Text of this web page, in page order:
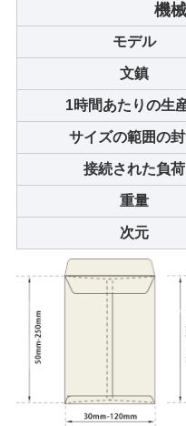
な
さ
い
地
図
PRIVACY
POLICY
機
モデル
文鎮
1時間あたりの生
サイズの範囲の
接続された負荷
重量
次元